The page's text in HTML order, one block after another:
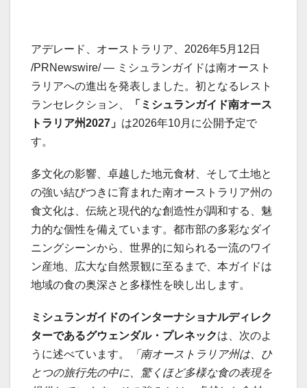
アデレード、オーストラリア、2026年5月12日
/PRNewswire/ — ミシュランガイドは南オースト
ラリアへの進出を発表しました。初となるレスト
ランセレクション、
「 ミシュランガイド南オース
トラリア州2027」 は2026年10月に公開予定で
す。
多文化の影響、卓越した地元食材、そして土地と
の強い結びつきに育まれた南オーストラリア州の
食文化は、伝統と現代的な創造性が調和する、魅
力的な個性を備えています。都市部の多彩なダイ
ニングシーンから、世界的に知られる一流のワイ
ン産地、広大な自然景観に至るまで、本ガイドは
地域の食の奥深さと多様性を映し出します。
ミシュランガイドのインターナショナルディレク
ターであるグウェンダル・プレネックは、次のよ
うに述べています。
「南オーストラリア州は、ひ
とつの旅行先の中に、驚くほど多様な食の表現を